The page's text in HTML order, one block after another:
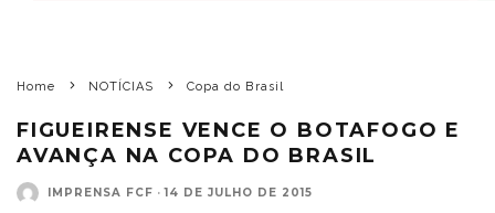
Home NOTÍCIAS Copa do Brasil
FIGUEIRENSE VENCE O BOTAFOGO E
AVANÇA NA COPA DO BRASIL
IMPRENSA FCF · 14 DE JULHO DE 2015